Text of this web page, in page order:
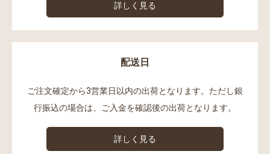
詳しく見る
配送日
ご注文確定から3営業日以内の出荷となります。ただし銀
行振込の場合は、ご入金を確認後の出荷となります。
詳しく見る